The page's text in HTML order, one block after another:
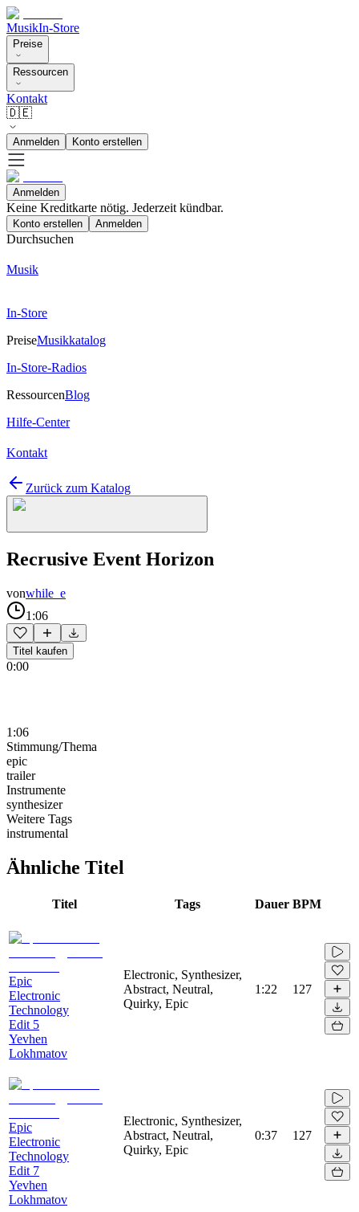
MusikIn-Store
Preise
Ressourcen
Kontakt
🇩🇪
Anmelden Konto erstellen
Anmelden
Keine Kreditkarte nötig. Jederzeit kündbar.
Konto erstellen Anmelden
Durchsuchen
Musik
In-Store
PreiseMusikkatalog
In-Store-Radios
RessourcenBlog
Hilfe-Center
Kontakt
Zurück zum Katalog
Recrusive Event Horizon
vonwhile_e
1:06
Titel kaufen
0:00
1:06
Stimmung/Thema
epic
trailer
Instrumente
synthesizer
Weitere Tags
instrumental
Ähnliche Titel
Titel Tags Dauer BPM
Epic
Electronic
Technology
Edit 5
Yevhen
Lokhmatov
Electronic, Synthesizer,
Abstract, Neutral,
Quirky, Epic
1:22 127
Epic
Electronic
Technology
Edit 7
Yevhen
Lokhmatov
Electronic, Synthesizer,
Abstract, Neutral,
Quirky, Epic
0:37 127